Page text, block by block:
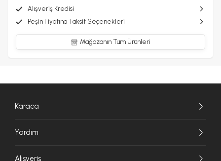
Alışveriş Kredisi
Peşin Fiyatına Taksit Seçenekleri
Mağazanın Tüm Ürünleri
Karaca
Yardım
Alışveriş